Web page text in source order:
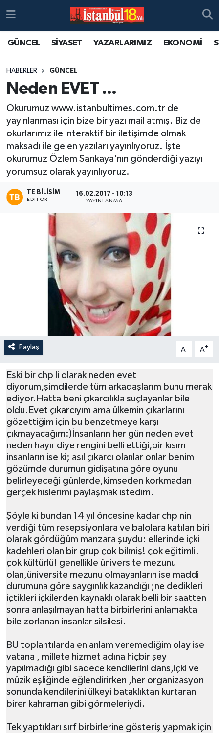
GÜNCEL SİYASET YAZARLARIMIZ EKONOMİ
HABERLER GÜNCEL
Neden EVET ...
Okurumuz www.istanbultimes.com.tr de
yayınlanması için bize bir yazı mail atmış. Biz de
okurlarımız ile interaktif bir iletişimde olmak
maksadı ile gelen yazıları yayınlıyoruz. İşte
okurumuz Özlem Sarıkaya'nın gönderdiği yazıyı
yorumsuz olarak yayınlıyoruz.
TE BILISIM
EDITÖR
16.02.2017 - 10:13
YAYINLANMA
Paylaş A- A+
Eski bir chp li olarak neden evet
diyorum,şimdilerde tüm arkadaşlarım bunu merak
ediyor.Hatta beni çıkarcılıkla suçlayanlar bile
oldu.Evet çıkarcıyım ama ülkemin çıkarlarını
gözettiğim için bu benzetmeye karşı
çıkmayacağım:)İnsanların her gün neden evet
neden hayır diye rengini belli ettiği,bir kısım
insanların ise ki; asıl çıkarcı olanlar onlar benim
gözümde durumun gidişatına göre oyunu
belirleyeceği günlerde,kimseden korkmadan
gerçek hislerimi paylaşmak istedim.
Şöyle ki bundan 14 yıl öncesine kadar chp nin
verdiği tüm resepsiyonlara ve balolara katılan biri
olarak gördüğüm manzara şuydu: ellerinde içki
kadehleri olan bir grup çok bilmiş! çok eğitimli!
çok kültürlü! genellikle üniversite mezunu
olan,üniversite mezunu olmayanların ise maddi
durumuna göre saygınlık kazandığı ;ne dedikleri
içtikleri içkilerden kaynaklı olarak belli bir saatten
sonra anlaşılmayan hatta birbirlerini anlamakta
bile zorlanan insanlar silsilesi.
BU toplantılarda en anlam veremediğim olay ise
vatana , millete hizmet adına hiçbir şey
yapılmadığı gibi sadece kendilerini dans,içki ve
müzik eşliğinde eğlendirirken ,her organizasyon
sonunda kendilerini ülkeyi bataklıktan kurtaran
birer kahraman gibi görmeleriydi.
Tek yaptıkları sırf birbirlerine gösteriş yapmak için